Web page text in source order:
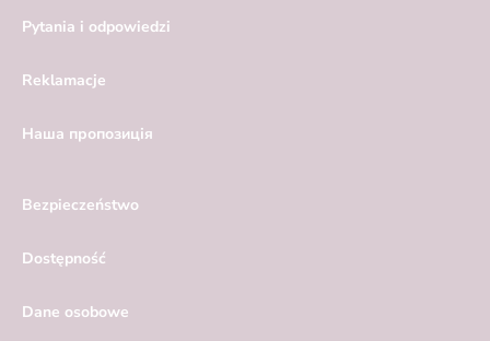
Pytania i odpowiedzi
Reklamacje
Hаша пропозиція
Bezpieczeństwo
Dostępność
Dane osobowe